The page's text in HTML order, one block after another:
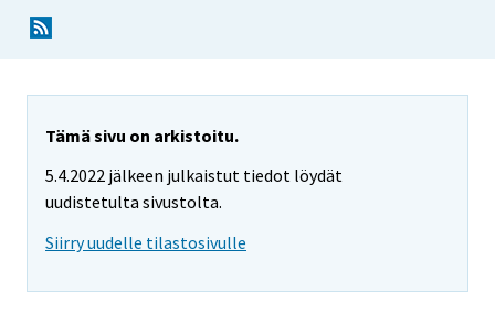
Tämä sivu on arkistoitu.
5.4.2022 jälkeen julkaistut tiedot löydät
uudistetulta sivustolta.
Siirry uudelle tilastosivulle